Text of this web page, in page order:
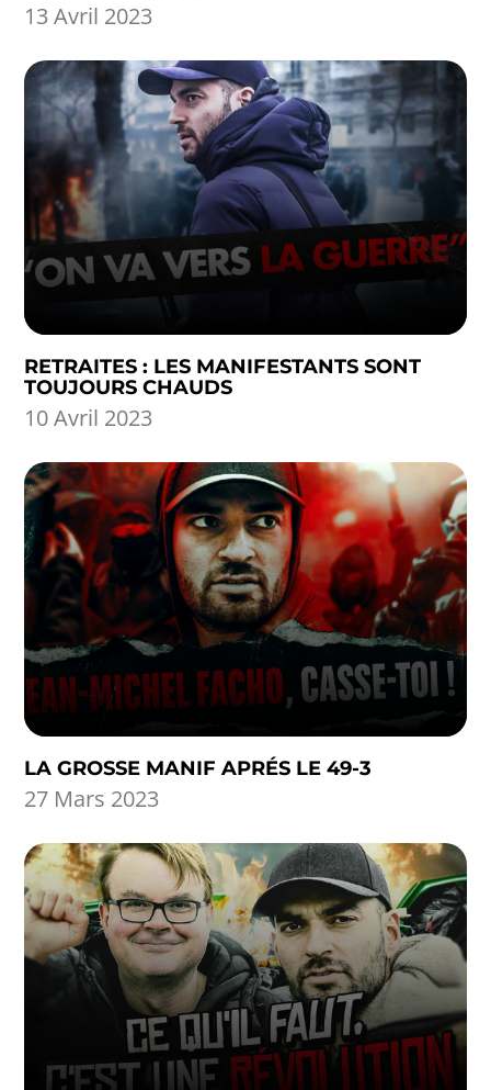
13 Avril 2023
RETRAITES : LES MANIFESTANTS SONT
TOUJOURS CHAUDS
10 Avril 2023
LA GROSSE MANIF APRÉS LE 49-3
27 Mars 2023